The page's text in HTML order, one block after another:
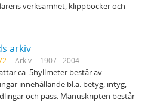
verksamhet, klippböcker och
arkiv
Arkiv 1907 - 2004
ca. 5hyllmeter består av
innehållande bl.a. betyg, intyg,
och pass. Manuskripten består